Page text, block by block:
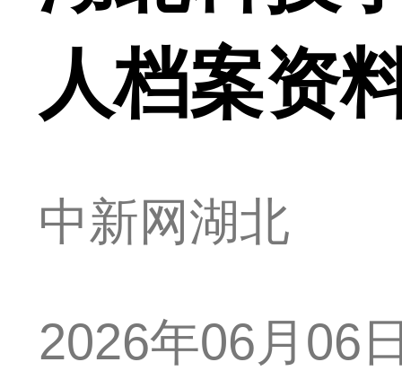
人档案资
中新网湖北
2026年06月06